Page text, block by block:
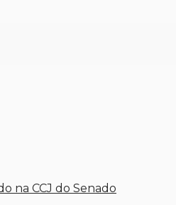
na CCJ do Senado